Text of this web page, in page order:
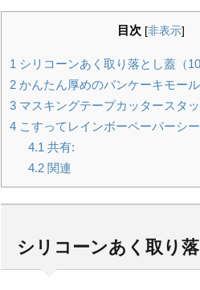
目次 [非表示]
1 シリコーンあく取り落とし蓋（
2 かんたん厚めのパンケーキモール
3 マスキングテープカッタースタッ
4 こすってレインボーペーパーシー
4.1 共有:
4.2関連
シリコーンあく取り落